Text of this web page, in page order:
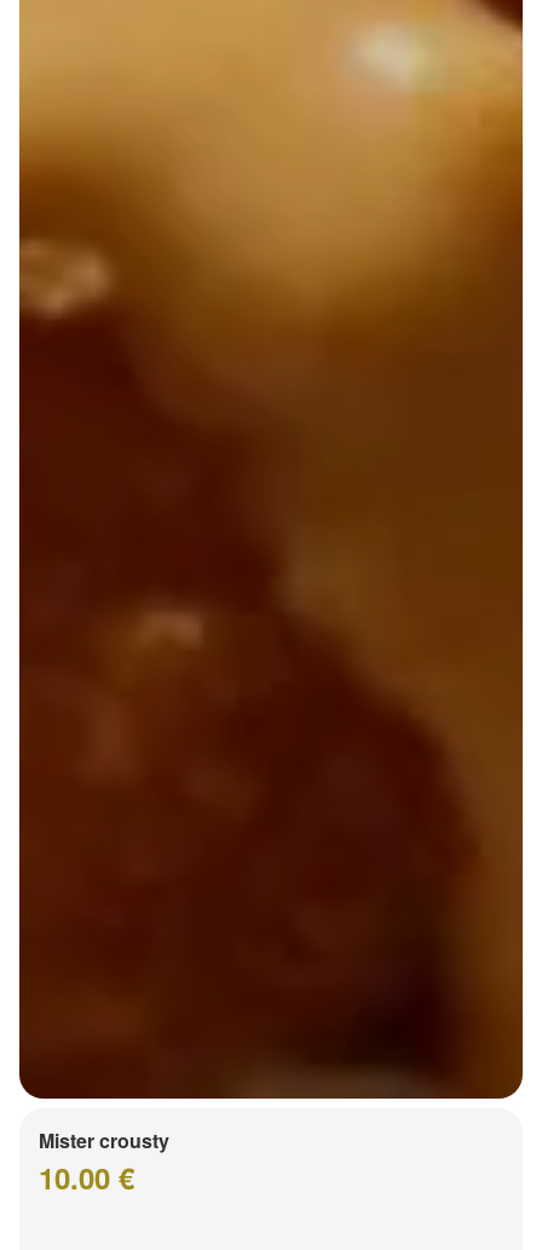
Mister crousty
10.00 €